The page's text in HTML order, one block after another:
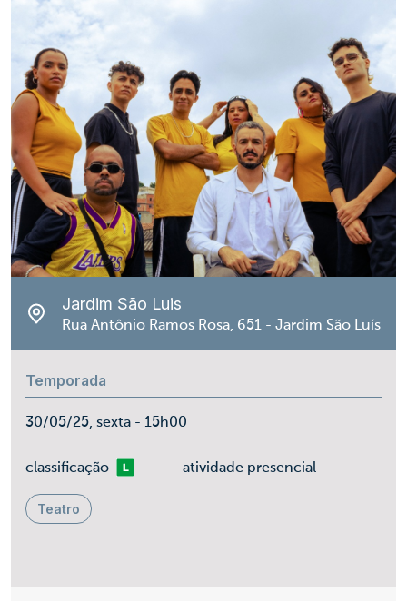
Jardim São Luis
Rua Antônio Ramos Rosa, 651 - Jardim São Luís
Temporada
30/05/25, sexta - 15h00
classificaçãoLivre atividade presencial
Teatro